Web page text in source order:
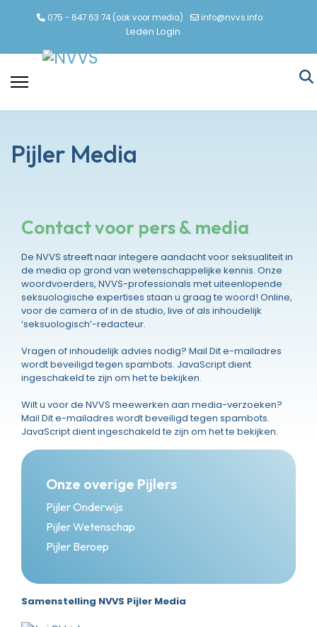
075 - 647 63 74 (ook voor media) info@nvvs.info
Leden Login
Pijler Media
Contact voor pers & media
De NVVS streeft naar integere aandacht voor seksualiteit in
de media op grond van wetenschappelijke kennis. Onze
woordvoerders, NVVS-professionals met uiteenlopende
seksuologische expertises staan u graag te woord! Online,
voor de camera of in de studio, live of als inhoudelijk
‘seksuologisch’-redacteur.
Vragen of inhoudelijk advies nodig? Mail Dit e-mailadres
wordt beveiligd tegen spambots. JavaScript dient
ingeschakeld te zijn om het te bekijken.
Wilt u voor de NVVS meewerken aan media-verzoeken?
Mail Dit e-mailadres wordt beveiligd tegen spambots.
JavaScript dient ingeschakeld te zijn om het te bekijken.
Onze overige Pijlers
Pijler Onderwijs
Pijler Wetenschap
Pijler Beroep
Samenstelling NVVS Pijler Media